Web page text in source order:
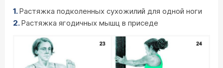
Растяжка подколенных сухожилий для одной ноги
Растяжка ягодичных мышц в приседе